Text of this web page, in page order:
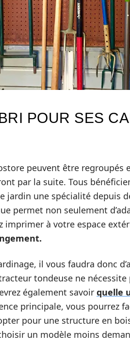
POUR SES
peuvent être regroupés
par la suite. Tous
jardin une spécialité depuis
permet non seulement
imprimer à votre espace
il vous faudra donc
tondeuse ne nécessite
également savoir quelle
principale, vous pourrez
pour une structure en
un modèle moins